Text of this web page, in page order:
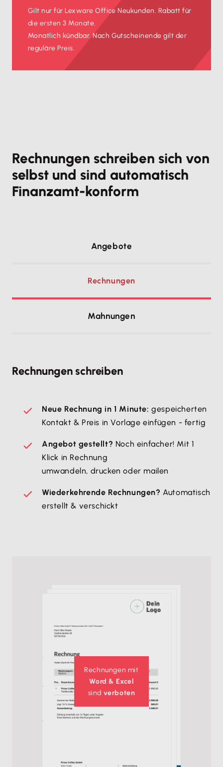
Gilt nur für Lexware Office Neukunden. Rabatt für
die ersten 3 Monate.
Monatlich kündbar. Nach Gutscheinende gilt der
reguläre Preis.
Rechnungen schreiben sich von
selbst und sind automatisch
Finanzamt-konform
Angebote
Rechnungen
Mahnungen
Rechnungen schreiben
Neue Rechnung in 1 Minute:gespeicherten
Kontakt & Preis in Vorlage einfügen - fertig
Angebot gestellt? Noch einfacher! Mit 1
Klick in Rechnung
umwandeln, drucken oder mailen
Wiederkehrende Rechnungen?Automatisch
erstellt & verschickt
Rechnungen mit
Word & Excel
sind verboten